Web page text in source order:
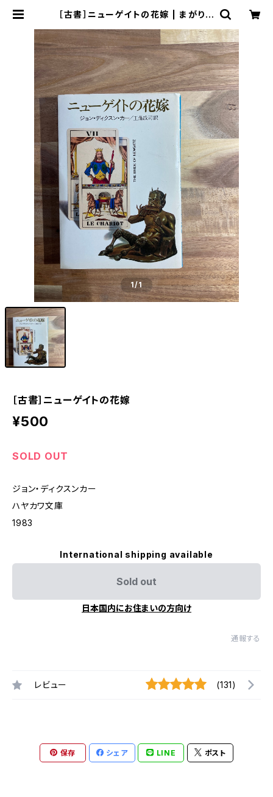
［古書］ニューゲイトの花嫁 | まがり書
1/1
［古書］ニューゲイトの花嫁
¥500
SOLD OUT
ジョン・ディクスンカー
ハヤカワ文庫
1983
International shipping available
Sold out
日本国内にお住まいの方向け
通報する
レビュー (131)
保存 シェア LINE ポスト